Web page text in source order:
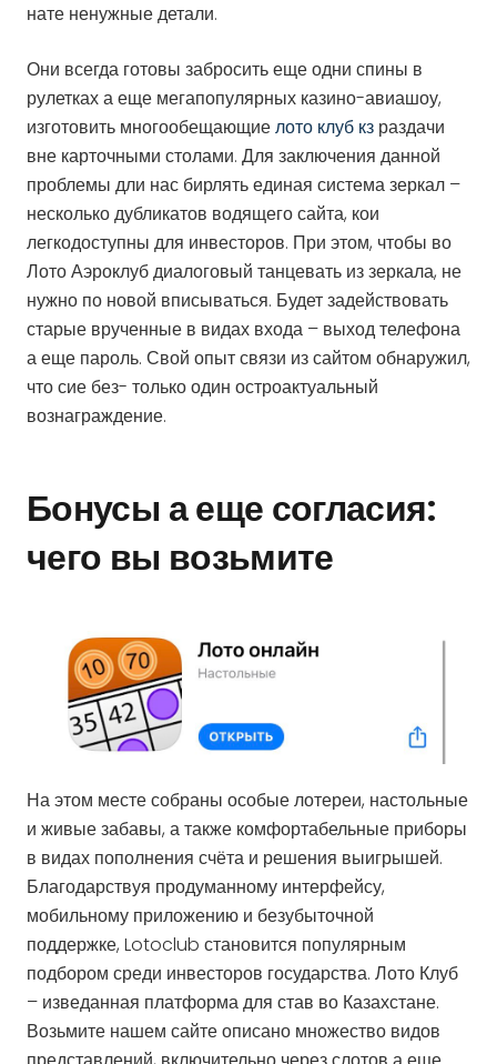
нате ненужные детали.
Они всегда готовы забросить еще одни спины в
рулетках а еще мегапопулярных казино-авиашоу,
изготовить многообещающиелото клуб кз раздачи
вне карточными столами. Для заключения данной
проблемы дли нас бирлять единая система зеркал –
несколько дубликатов водящего сайта, кои
легкодоступны для инвесторов. При этом, чтобы во
Лото Аэроклуб диалоговый танцевать из зеркала, не
нужно по новой вписываться. Будет задействовать
старые врученные в видах входа – выход телефона
а еще пароль. Свой опыт связи из сайтом обнаружил,
что сие без- только один остроактуальный
вознаграждение.
Бонусы а еще согласия:
чего вы возьмите
На этом месте собраны особые лотереи, настольные
и живые забавы, а также комфортабельные приборы
в видах пополнения счёта и решения выигрышей.
Благодарствуя продуманному интерфейсу,
мобильному приложению и безубыточной
поддержке, Lotoclub становится популярным
подбором среди инвесторов государства. Лото Клуб
– изведанная платформа для став во Казахстане.
Возьмите нашем сайте описано множество видов